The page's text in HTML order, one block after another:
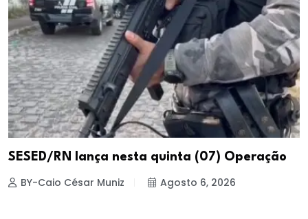
SESED/RN lança nesta quinta (07) Operação
BY-Caio César Muniz Agosto 6, 2026